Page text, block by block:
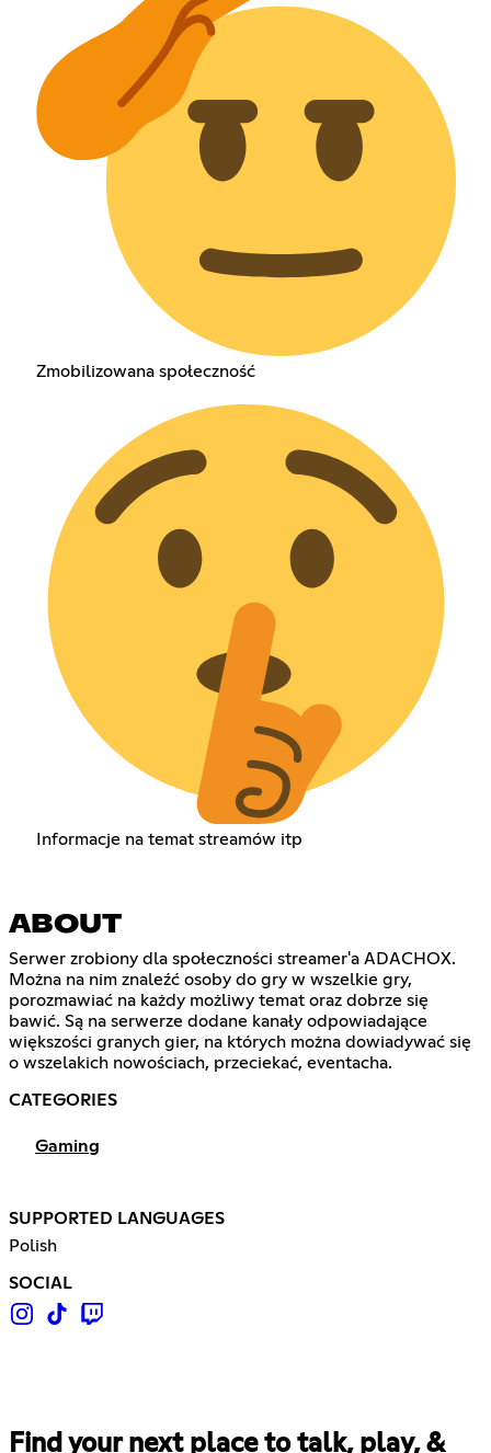
Zmobilizowana społeczność
Informacje na temat streamów itp
ABOUT
Serwer zrobiony dla społeczności streamer'a ADACHOX.
Można na nim znaleźć osoby do gry w wszelkie gry,
porozmawiać na każdy możliwy temat oraz dobrze się
bawić. Są na serwerze dodane kanały odpowiadające
większości granych gier, na których można dowiadywać się
o wszelakich nowościach, przeciekać, eventacha.
CATEGORIES
Gaming
SUPPORTED LANGUAGES
Polish
SOCIAL
Find your next place to talk, play, &